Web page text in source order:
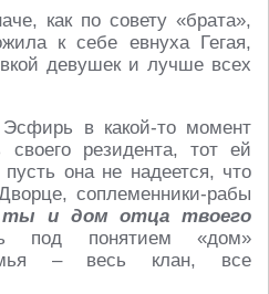
как по совету «брата»,
к себе евнуха Гегая,
девушек и лучше всех
Эсфирь в какой-то момент
резидента, тот ей
она не надеется, что
соплеменники-рабы
и дом отца твоего
под понятием «дом»
– весь клан, все